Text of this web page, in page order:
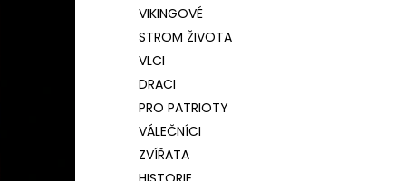
VIKINGOVÉ
STROM ŽIVOTA
VLCI
DRACI
PRO PATRIOTY
VÁLEČNÍCI
ZVÍŘATA
BAMBUSOVÝ TERMOHRNEK 450ML
ČESKÝ LEV
590 Kč